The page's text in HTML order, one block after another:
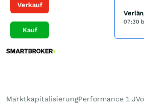
Verkauf
Kauf
07:30
MarktkapitalisierungPerformance 1 J